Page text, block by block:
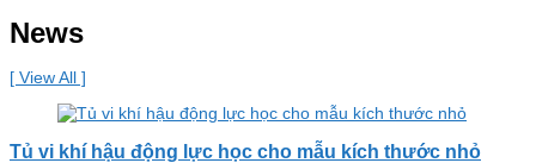
News
[ View All ]
Tủ vi khí hậu động lực học cho mẫu kích thước nhỏ